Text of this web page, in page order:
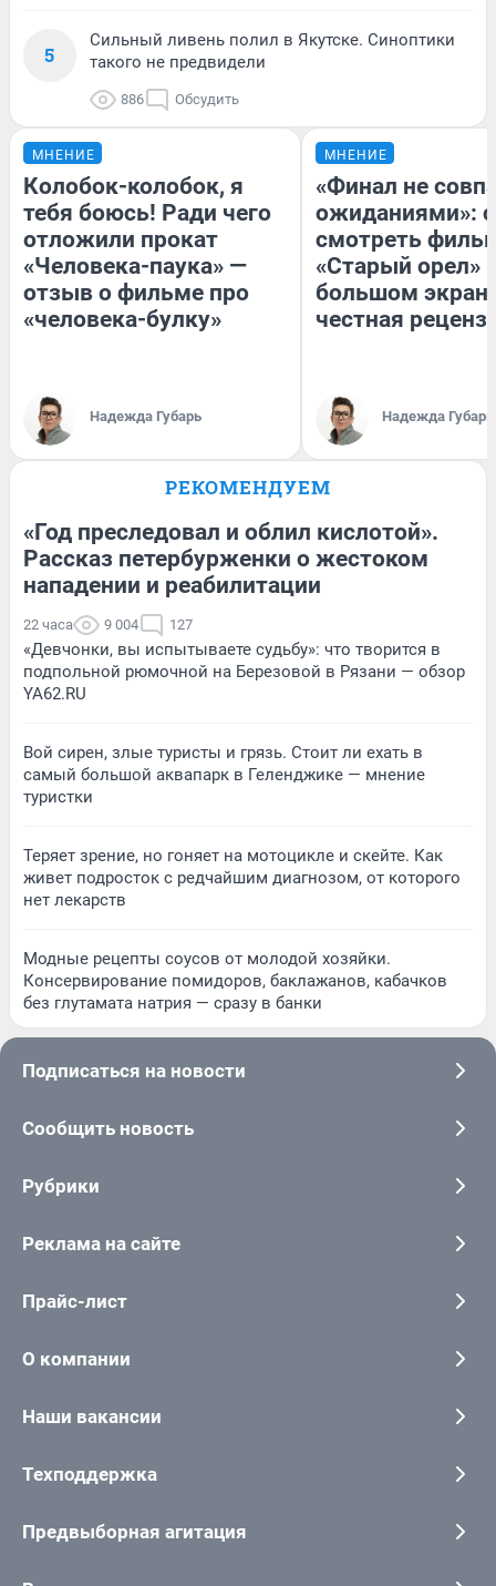
5
Сильный ливень полил в Якутске. Синоптики
такого не предвидели
886 Обсудить
МНЕНИЕ
Колобок-колобок, я
тебя боюсь! Ради чего
отложили прокат
«Человека-паука» —
отзыв о фильме про
«человека-булку»
Надежда Губарь
МНЕНИЕ
«Финал не
ожиданиями»:
смотреть
«Старый орел»
большом
честная
Надежда Губарь
РЕКОМЕНДУЕМ
«Год преследовал и облил кислотой».
Рассказ петербурженки о жестоком
нападении и реабилитации
22 часа 9 004 127
«Девчонки, вы испытываете судьбу»: что творится в
подпольной рюмочной на Березовой в Рязани — обзор
YA62.RU
Вой сирен, злые туристы и грязь. Стоит ли ехать в
самый большой аквапарк в Геленджике — мнение
туристки
Теряет зрение, но гоняет на мотоцикле и скейте. Как
живет подросток с редчайшим диагнозом, от которого
нет лекарств
Модные рецепты соусов от молодой хозяйки.
Консервирование помидоров, баклажанов, кабачков
без глутамата натрия — сразу в банки
Подписаться на новости
Сообщить новость
Рубрики
Реклама на сайте
Прайс-лист
О компании
Наши вакансии
Техподдержка
Предвыборная агитация